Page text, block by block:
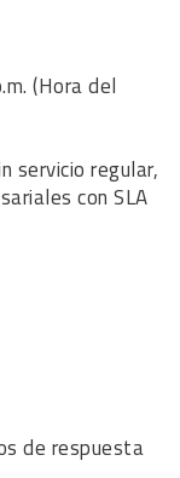
(Hora del
servicio regular,
con SLA
de respuesta